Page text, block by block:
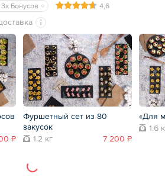
3x Бонусов 4,6
₽
Фуршетный сет из 80
закусок
1.2 кг
7 200 ₽
«Для
1.6